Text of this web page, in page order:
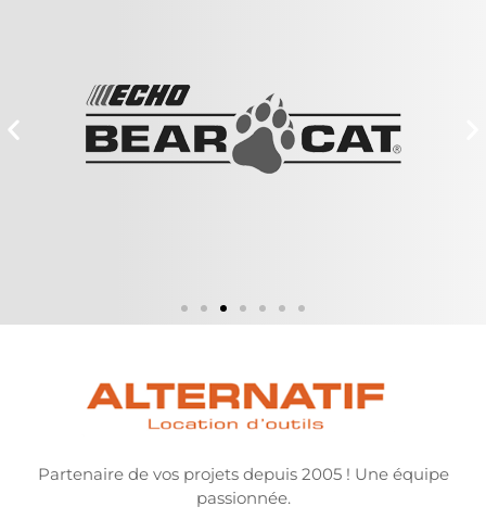
Partenaire de vos projets depuis 2005 ! Une équipe
passionnée.